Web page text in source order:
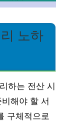
노하
하는 전산 시
해야 할 서
구체적으로